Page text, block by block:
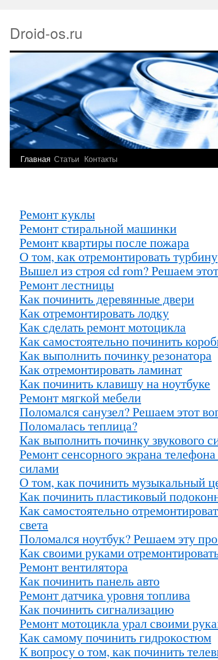
Droid-os.ru
Главная Статьи Контакты
Ремонт куклы
Ремонт стиральной машинки
Ремонт квартиры после пожара
О том, как отремонтировать турбину
Вышел из строя cd rom? Решаем
Ремонт лестницы
Как починить деревянные двери
Как отремонтировать лодку
Как сделать ремонт мотоцикла
Как самостоятельно починить
Как выполнить починку резонатора
Как отремонтировать ламинат
Как починить клавишу на ноутбуке
Ремонт мягкой мебели
Поломался санузел? Решаем этот
Поломалась теплица?
Как выполнить починку звукового
Ремонт сенсорного экрана
силами
О том, как починить музыкальный
Как починить пластиковый
Как самостоятельно
света
Поломался ноутбук? Решаем эту
Как своими руками
Ремонт вентилятора
Как починить панель авто
Ремонт датчика уровня топлива
Как починить сигнализацию
Ремонт мотоцикла урал своими
Как самому починить гидрокостюм
К вопросу о том, как починить